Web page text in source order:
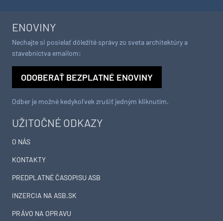
UŽITOČNÉ ODKAZY
O NÁS
KONTAKTY
PREDPLATNÉ ČASOPISU ASB
INZERCIA NA ASB.SK
PRÁVO NA OPRAVU
ENOVINY
Nechajte si posielať dôležité správy zo sveta architektúry a
stavebníctva emailom:
ODOBERAŤ BEZPLATNÉ ENOVINY
Odber je možné kedykoľvek zrušiť jedným kliknutím.